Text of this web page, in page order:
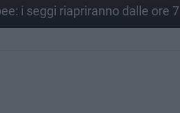
i seggi riapriranno dalle ore 7